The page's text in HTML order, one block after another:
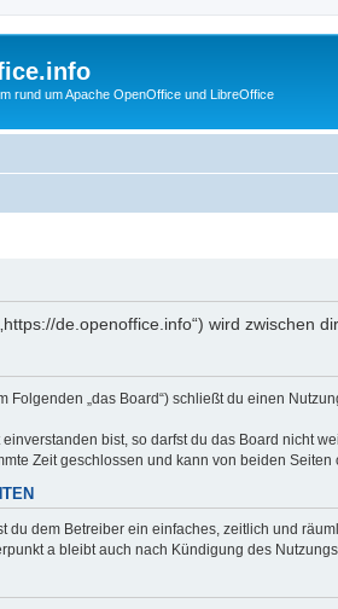
rund um Apache OpenOffice und LibreOffice
de.openoffice.info“) wird
Folgenden „das Board“) schließt du einen
bist, so darfst du das Board nicht
Zeit geschlossen und kann von beiden
du dem Betreiber ein einfaches, zeitlich und
a bleibt auch nach Kündigung des